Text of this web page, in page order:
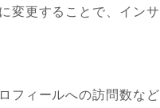
変更することで、イン
フィールへの訪問数など